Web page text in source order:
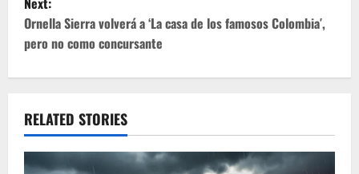
s
t
n
a
v
Ornella Sierra volverá a ‘La casa de los famosos Colombia′,
pero no como concursante
RELATED STORIES